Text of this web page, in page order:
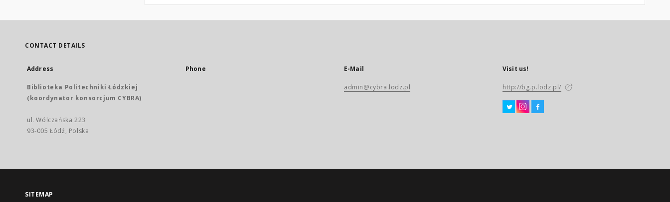
CONTACT DETAILS
Address
Biblioteka Politechniki Łódzkiej
(koordynator konsorcjum CYBRA)
ul. Wólczańska 223
93-005 Łódź, Polska
Phone E-Mail
admin@cybra.lodz.pl
Visit us!
http://bg.p.lodz.pl/
SITEMAP